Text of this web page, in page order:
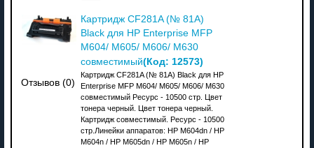
Отзывов (0)
Картридж CF281A (№ 81A)
Black для HP Enterprise MFP
M604/ M605/ M606/ M630
совместимый(Код: 12573)
Картридж CF281A (№ 81A) Black для HP
Enterprise MFP M604/ M605/ M606/ M630
совместимый Ресурс - 10500 стр. Цвет
тонера черный. Цвет тонера черный.
Картридж совместимый. Ресурс - 10500
стр.Линейки аппаратов: HP M604dn / HP
M604n / HP M605dn / HP M605n / HP